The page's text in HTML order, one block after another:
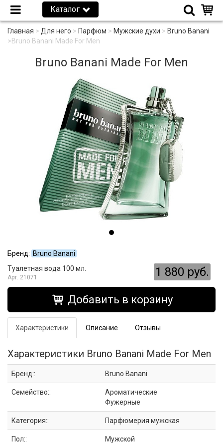
Каталог
Главная > Для него > Парфюм > Мужские духи > Bruno Banani
>Bruno Banani Made For Men
Bruno Banani Made For Men
Бренд: Bruno Banani
Туалетная вода 100 мл.
21071 1 880 руб.
Добавить в корзину
Характеристики Описание Отзывы
Характеристики Bruno Banani Made For Men
Бренд:: Bruno Banani
Семейство::
Ароматические
Фужерные
Категория:: Парфюмерия мужская
Пол:: Мужской